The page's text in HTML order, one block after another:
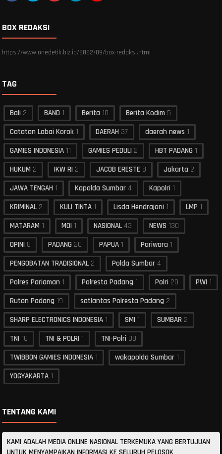
BOX REDAKSI
https://www.onedetik.biz.id/2022/09/box-redaksi.html
TAG
Bali 2 BAND 1 Berita 10 Berita Kodim 5
Catatan Labai Korok 1 DAERAH 37 daerah news 1
GAMIES INDONESIA 11 GAMIES PEDULI 2 HBT PADANG 1
HUKUM 2 IKW RI 2 JACOB ERESTE 8 Jakarta 2
JAWA TENGAH 1 Kapolda Sumbar 4 Kapolri 1
KRIMINAL 2 KULI TINTA 1 Lisda Hendrajoni 1 LMP 1
MATARAM 1 MOI 1 NASIONAL 43 NEWS 130
OPINI 8 PADANG 20 PAPUA 1 Pariwara 1
PENGOBATAN TRADISIONAL 2 Polda Sumbar 4
Polres Pariaman 1 Polresta Padang 1 Polri 20 PWI 1
Rutan Padang 19 satlantas Polresta Padang 2
SHARP ELECTRONICS INDONESIA 1 SMI 1 SUMBAR 2
TNI 16 TNI & POLRI 1 TNI-Polri 38
TWIBBON GAMIES INDONESIA 1 wakapolda Sumbar 1
YOGYAKARTA 1
TENTANG KAMI
KAMI ADALAH MEDIA ONLINE NASIONAL TERKEMUKA YANG BERTUJUAN